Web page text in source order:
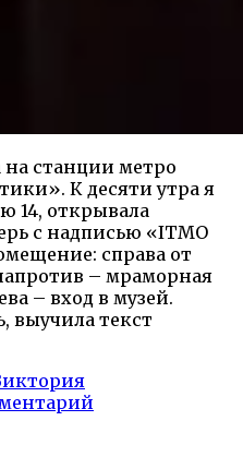
на станции метро
К десяти утра я
14, открывала
с надписью «ITMO
справа от
– мраморная
– вход в музей.
выучила текст